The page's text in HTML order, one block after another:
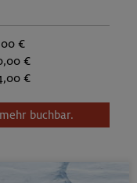
€
€
€
buchbar.